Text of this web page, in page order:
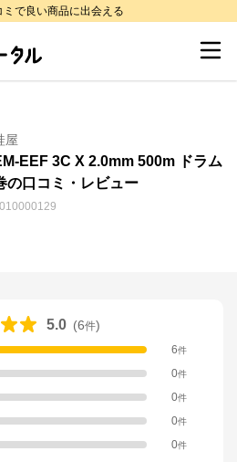
で良い商品に出会える
屋
EEF 3C X 2.0mm 500m ドラム
の口コミ・レビュー
5.0 (6件)
6件
0件
0件
0件
0件